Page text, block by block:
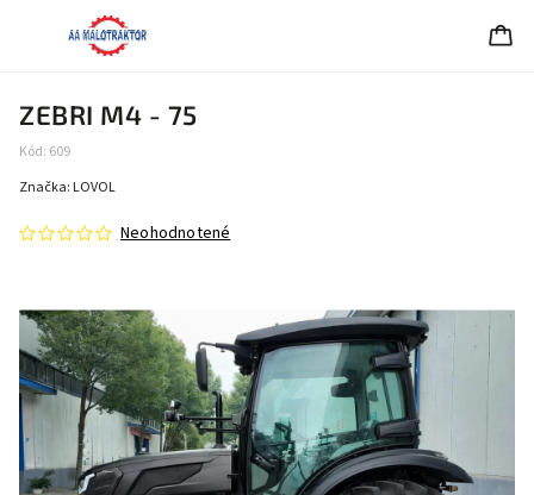
ZEBRI M4 - 75
Kód: 609
Neohodnotené
Značka: LOVOL